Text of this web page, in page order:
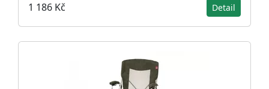
1 186 Kč Detail